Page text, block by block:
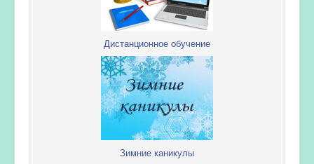
Дистанционное обучение
Зимние каникулы